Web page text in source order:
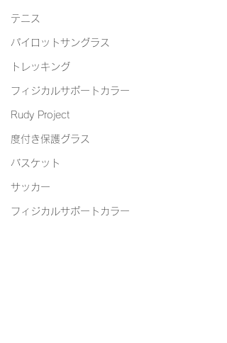
テニス
パイロットサングラス
トレッキング
フィジカルサポートカラー
Rudy Project
度付き保護グラス
バスケット
サッカー
フィジカルサポートカラー